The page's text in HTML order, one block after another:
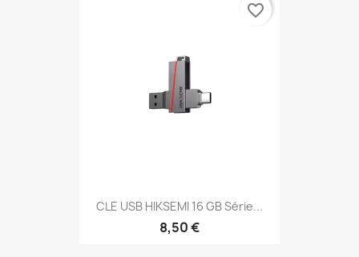
CLE USB HIKSEMI 16 GB Série...
8,50 €
favorite_border